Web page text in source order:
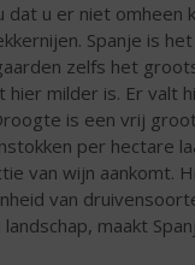
u er niet omheen
Spanje is
zelfs het
milder is. Er valt
is een vrij
per hectare
van wijn aankomt.
van
maakt